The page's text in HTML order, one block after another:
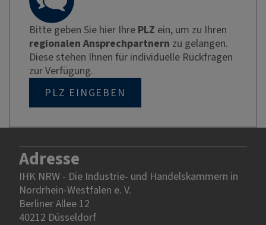
Bitte geben Sie hier Ihre PLZ ein, um zu Ihren
regionalen Ansprechpartnern zu gelangen.
Diese stehen Ihnen für individuelle Rückfragen
zur Verfügung.
PLZ EINGEBEN
Adresse
IHK NRW - Die Industrie- und Handelskammern in
Nordrhein-Westfalen e. V.
Berliner Allee 12
40212 Düsseldorf